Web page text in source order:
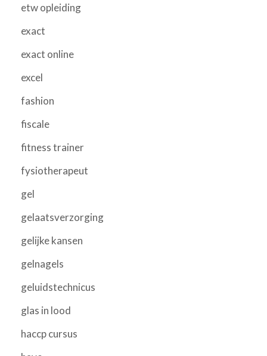
etw opleiding
exact
exact online
excel
fashion
fiscale
fitness trainer
fysiotherapeut
gel
gelaatsverzorging
gelijke kansen
gelnagels
geluidstechnicus
glas in lood
haccp cursus